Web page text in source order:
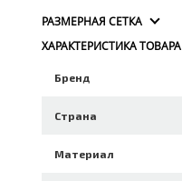
РАЗМЕРНАЯ СЕТКА
ХАРАКТЕРИСТИКА ТОВАРА
Бренд
Страна
Материал